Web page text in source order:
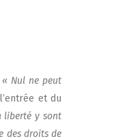
« Nul ne peut
et du
liber­té y sont
des droits de